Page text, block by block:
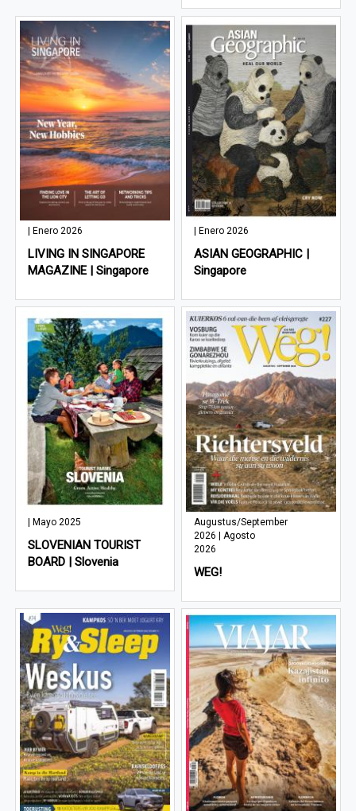
| Enero 2026
LIVING IN SINGAPORE
MAGAZINE | Singapore
| Enero 2026
ASIAN GEOGRAPHIC |
Singapore
| Mayo 2025
SLOVENIAN TOURIST
BOARD | Slovenia
Augustus/September
2026 | Agosto
2026
WEG!